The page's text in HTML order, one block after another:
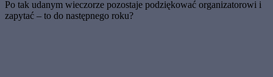
Po tak udanym wieczorze pozostaje podziękować organizatorowi i
zapytać – to do następnego roku?